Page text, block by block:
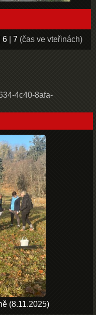
6 7 (čas ve vteřinách)
4c40-8afa-
(8.11.2025)